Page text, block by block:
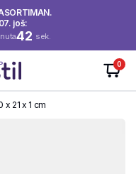
još:
41 sek.
0
x 21 x 1 cm